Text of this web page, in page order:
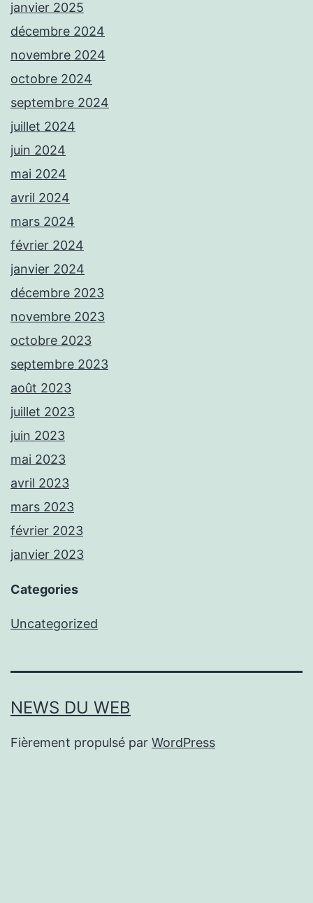
janvier 2025
décembre 2024
novembre 2024
octobre 2024
septembre 2024
juillet 2024
juin 2024
mai 2024
avril 2024
mars 2024
février 2024
janvier 2024
décembre 2023
novembre 2023
octobre 2023
septembre 2023
août 2023
juillet 2023
juin 2023
mai 2023
avril 2023
mars 2023
février 2023
janvier 2023
Categories
Uncategorized
NEWS DU WEB
Fièrement propulsé par WordPress